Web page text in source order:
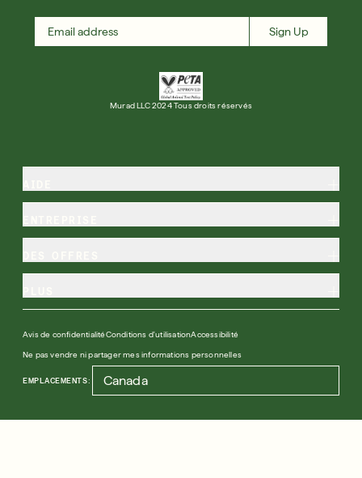
Sign Up
Murad LLC 2024 Tous droits réservés
Avis de confidentialitéConditions d'utilisationAccessibilité
Ne pas vendre ni partager mes informations personnelles
EMPLACEMENTS: